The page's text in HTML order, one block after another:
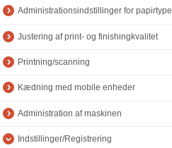
Administrationsindstillinger for papirtype
Justering af print- og finishingkvalitet
Printning/scanning
Kædning med mobile enheder
Administration af maskinen
Indstillinger/Registrering